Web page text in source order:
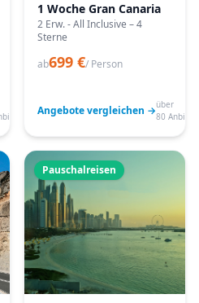
1 Woche Gran Canaria
2 Erw. - All Inclusive – 4
Sterne
ab699 €/ Person
Angebote vergleichen →über
80
Pauschalreisen